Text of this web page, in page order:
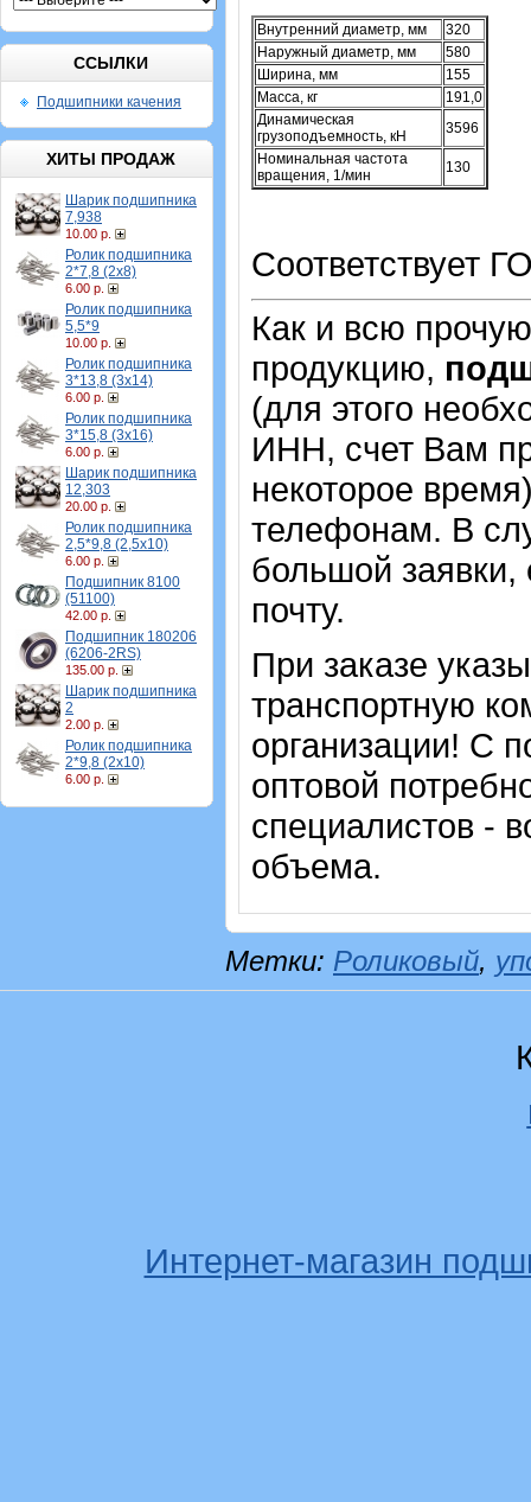
ССЫЛКИ
Подшипники качения
ХИТЫ ПРОДАЖ
Шарик подшипника
7,938
10.00 р.
Ролик подшипника
2*7,8 (2х8)
6.00 р.
Ролик подшипника
5,5*9
10.00 р.
Ролик подшипника
3*13,8 (3х14)
6.00 р.
Ролик подшипника
3*15,8 (3х16)
6.00 р.
Шарик подшипника
12,303
20.00 р.
Ролик подшипника
2,5*9,8 (2,5х10)
6.00 р.
Подшипник 8100
(51100)
42.00 р.
Подшипник 180206
(6206-2RS)
135.00 р.
Шарик подшипника
2
2.00 р.
Ролик подшипника
2*9,8 (2х10)
6.00 р.
Внутренний диаметр, мм
320
Наружный диаметр, мм
580
Ширина, мм
155
Масса, кг
191,0
Динамическая
грузоподъемность, кН
3596
Номинальная частота
вращения, 1/мин
130
Соответствует
Как и всю прочую
продукцию,
(для этого
ИНН, счет Вам
некоторое
телефонам. В
большой заявки,
почту.
При заказе
транспортную
организации! С
оптовой
специалистов -
объема.
Метки: Роликовый,
Интернет-магазин